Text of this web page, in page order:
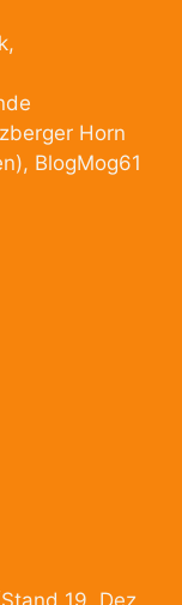
,
Horn
BlogMog61